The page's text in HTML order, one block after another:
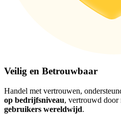
Veilig en Betrouwbaar
Handel met vertrouwen,
op bedrijfsniveau, vertrouwd door
gebruikers wereldwijd.